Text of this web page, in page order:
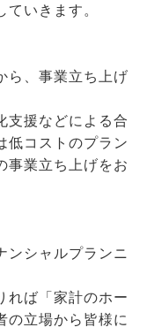
いきます。
ら、事業立ち上げ
支援などによる合
低コストのプラン
事業立ち上げをお
ンシャルプランニ
れば「家計のホー
の立場から皆様に